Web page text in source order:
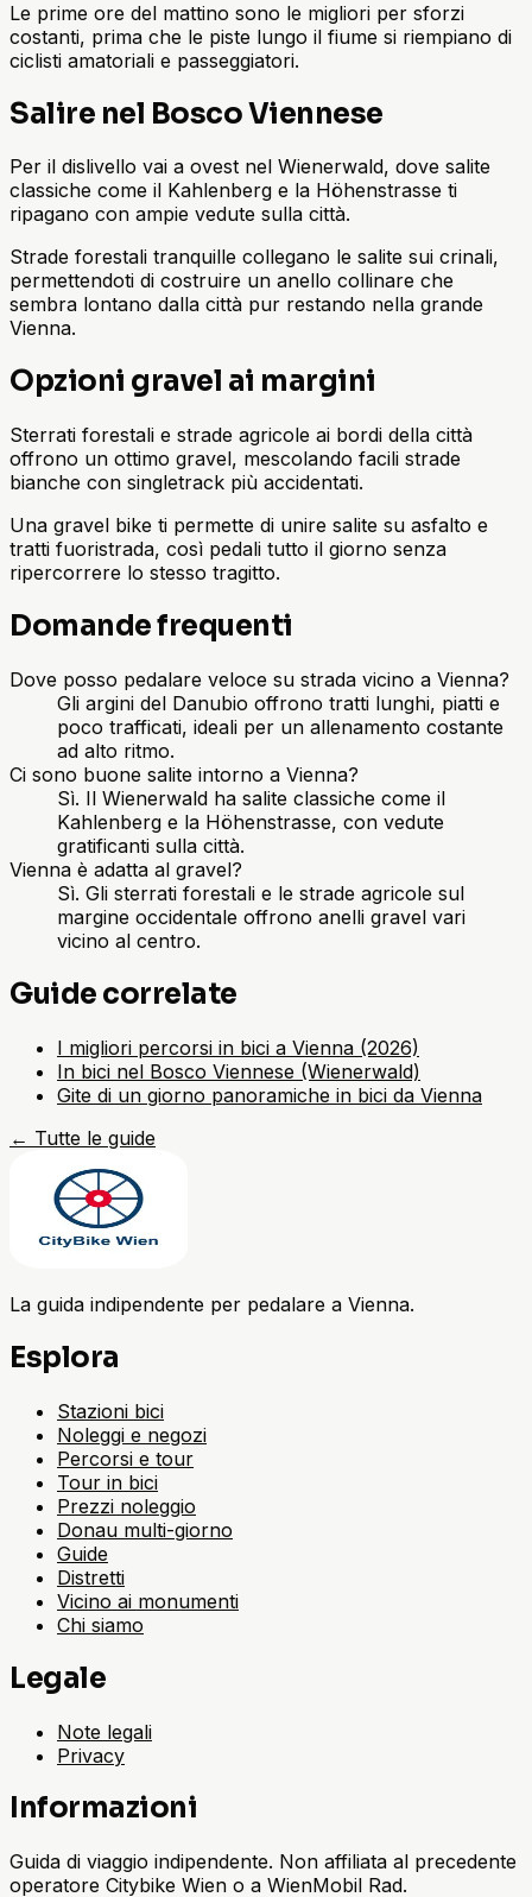
Le prime ore del mattino sono le migliori per sforzi
costanti, prima che le piste lungo il fiume si riempiano di
ciclisti amatoriali e passeggiatori.
Salire nel Bosco Viennese
Per il dislivello vai a ovest nel Wienerwald, dove salite
classiche come il Kahlenberg e la Höhenstrasse ti
ripagano con ampie vedute sulla città.
Strade forestali tranquille collegano le salite sui crinali,
permettendoti di costruire un anello collinare che
sembra lontano dalla città pur restando nella grande
Vienna.
Opzioni gravel ai margini
Sterrati forestali e strade agricole ai bordi della città
offrono un ottimo gravel, mescolando facili strade
bianche con singletrack più accidentati.
Una gravel bike ti permette di unire salite su asfalto e
tratti fuoristrada, così pedali tutto il giorno senza
ripercorrere lo stesso tragitto.
Domande frequenti
Dove posso pedalare veloce su strada vicino a Vienna?
Gli argini del Danubio offrono tratti lunghi, piatti e
poco trafficati, ideali per un allenamento costante
ad alto ritmo.
Ci sono buone salite intorno a Vienna?
Sì. Il Wienerwald ha salite classiche come il
Kahlenberg e la Höhenstrasse, con vedute
gratificanti sulla città.
Vienna è adatta al gravel?
Sì. Gli sterrati forestali e le strade agricole sul
margine occidentale offrono anelli gravel vari
vicino al centro.
Guide correlate
I migliori percorsi in bici a Vienna (2026)
In bici nel Bosco Viennese (Wienerwald)
Gite di un giorno panoramiche in bici da Vienna
← Tutte le guide
La guida indipendente per pedalare a Vienna.
Esplora
Stazioni bici
Noleggi e negozi
Percorsi e tour
Tour in bici
Prezzi noleggio
Donau multi-giorno
Guide
Distretti
Vicino ai monumenti
Chi siamo
Legale
Note legali
Privacy
Informazioni
Guida di viaggio indipendente. Non affiliata al precedente
operatore Citybike Wien o a WienMobil Rad.